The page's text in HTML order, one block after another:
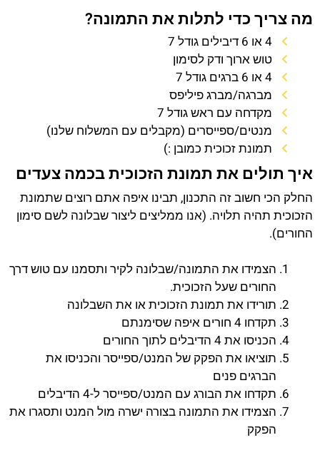
מה צריך כדי לתלות את התמונה?
4 או 6 דיבילים גודל 7
טוש ארוך ודק לסימון
4 או 6 ברגים גודל 7
מברגה/מברג פיליפס
מקדחה עם ראש גודל 7
מנטים/ספייסרים (מקבלים עם המשלוח שלנו)
תמונת זכוכית כמובן :)
איך תולים את תמונת הזכוכית בכמה צעדים
החלק הכי חשוב זה התכנון, תבינו איפה אתם רוצים שתמונת
הזכוכית תהיה תלויה. (אנו ממליצים ליצור שבלונה לשם סימון
החורים).
הצמידו את התמונה/שבלונה לקיר ותסמנו עם טוש דרך
החורים שעל הזכוכית.
תורידו את תמונת הזכוכית או את השבלונה
תקדחו 4 חורים איפה שסימנתם
הכניסו את 4 הדיבלים לתוך החורים
תוציאו את הפקק של המנט/ספייסר והכניסו את
הברגים פנים
תקדחו את הבורג עם המנט/ספייסר ל-4 הדיבלים
הצמידו את התמונה בצורה ישרה מול המנט ותסגרו את
הפקק